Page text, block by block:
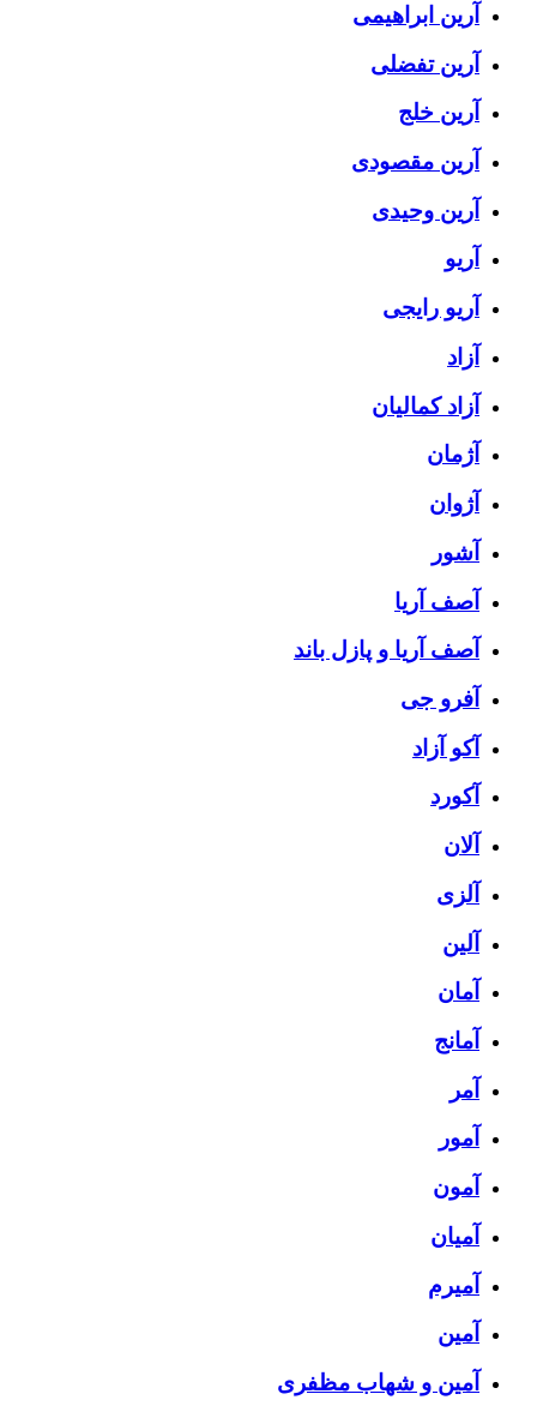
آرین ابراهیمی
آرین تفضلی
آرین خلج
آرین مقصودی
آرین وحیدی
آریو
آریو رایجی
آزاد
آزاد کمالیان
آژمان
آژوان
آشور
آصف آریا
آصف آریا و پازل باند
آفرو جی
آکو آزاد
آکورد
آلان
آلزی
آلین
آمان
آمانج
آمر
آمور
آمون
آمیان
آمیرم
آمین
آمین و شهاب مظفری